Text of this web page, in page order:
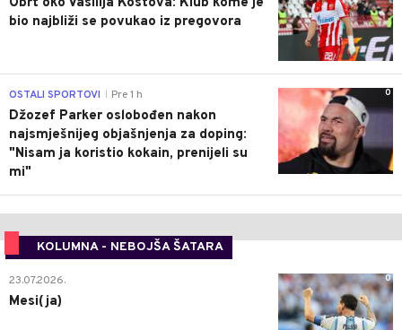
bio najbliži se povukao iz pregovora
0
OSTALI SPORTOVI Pre 1 h
Džozef Parker oslobođen nakon
najsmješnijeg objašnjenja za doping:
"Nisam ja koristio kokain, prenijeli su
mi"
KOLUMNA - NEBOJŠA ŠATARA
0
23.07.2026.
Mesi(ja)